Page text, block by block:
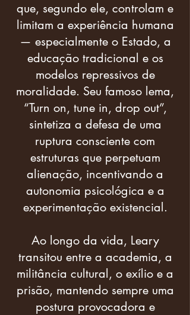
que, segundo ele, controlam e
limitam a experiência humana
— especialmente o Estado, a
educação tradicional e os
modelos repressivos de
moralidade. Seu famoso lema,
“Turn on, tune in, drop out”,
sintetiza a defesa de uma
ruptura consciente com
estruturas que perpetuam
alienação, incentivando a
autonomia psicológica e a
experimentação existencial.
Ao longo da vida, Leary
transitou entre a academia, a
militância cultural, o exílio e a
prisão, mantendo sempre uma
postura provocadora e